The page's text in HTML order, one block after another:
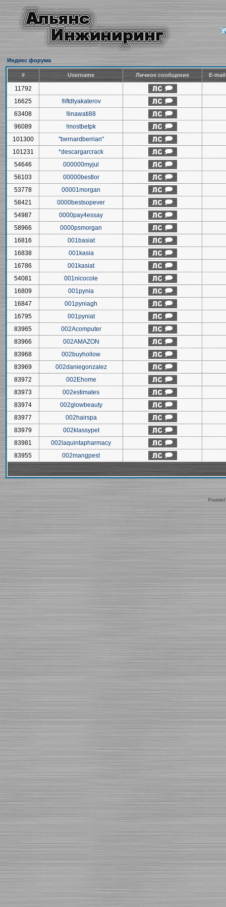
Индекс форума
# Username Личное сообщение E-
11792
16625
!liftdlyakaterov
63408
!linawati88
96089
!mostbetpk
101300
"bernardberrian"
101231
*descargarcrack
54646
000000myjul
56103
00000bestlor
53778
00001morgan
58421
0000bestsopever
54987
0000pay4essay
58966
0000psmorgan
16816
001basiat
16838
001kasia
16786
001kasiat
54081
001nicocole
16809
001pynia
16847
001pyniagh
16795
001pyniat
83965
002Acomputer
83966
002AMAZON
83968
002buyhollow
83969
002daniegonzalez
83972
002Ehome
83973
002estimates
83974
002glowbeauty
83977
002hairspa
83979
002klassypet
83981
002laquintapharmacy
83955
002mangpest